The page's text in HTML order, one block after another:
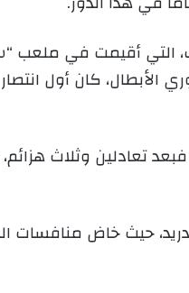
التي أقيمت في ملعب
الأبطال، كان أول
تعادلين وثلاث